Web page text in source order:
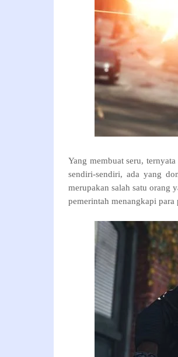
Yang membuat seru,
sendiri-sendiri, ada yang
merupakan salah satu orang
pemerintah menangkapi